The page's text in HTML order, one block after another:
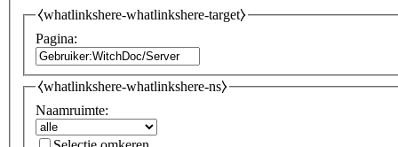
⧼whatlinkshere-whatlinkshere-target⧽
Pagina:
⧼whatlinkshere-whatlinkshere-ns⧽
Naamruimte: